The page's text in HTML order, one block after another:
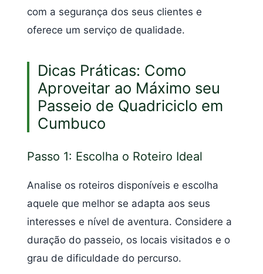
com a segurança dos seus clientes e
oferece um serviço de qualidade.
Dicas Práticas: Como
Aproveitar ao Máximo seu
Passeio de Quadriciclo em
Cumbuco
Passo 1: Escolha o Roteiro Ideal
Analise os roteiros disponíveis e escolha
aquele que melhor se adapta aos seus
interesses e nível de aventura. Considere a
duração do passeio, os locais visitados e o
grau de dificuldade do percurso.